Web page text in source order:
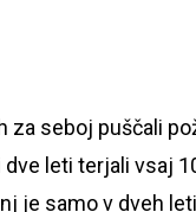
seboj puščali
leti terjali vsaj
je samo v dveh